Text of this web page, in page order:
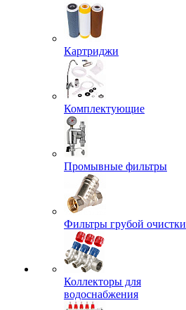
Картриджи
Комплектующие
Промывные фильтры
Фильтры грубой очистки
Коллекторы для
водоснабжения